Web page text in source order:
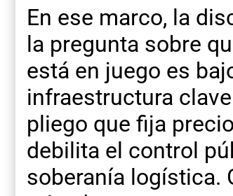
En ese marco, la
la pregunta sobre
está en juego es
infraestructura
pliego que fija
debilita el control
soberanía logística.